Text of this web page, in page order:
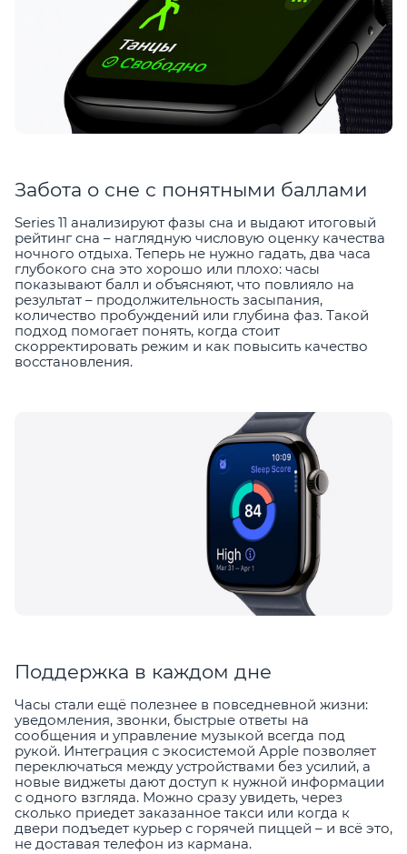
Забота о сне с понятными баллами
Series 11 анализируют фазы сна и выдают итоговый
рейтинг сна – наглядную числовую оценку качества
ночного отдыха. Теперь не нужно гадать, два часа
глубокого сна это хорошо или плохо: часы
показывают балл и объясняют, что повлияло на
результат – продолжительность засыпания,
количество пробуждений или глубина фаз. Такой
подход помогает понять, когда стоит
скорректировать режим и как повысить качество
восстановления.
Поддержка в каждом дне
Часы стали ещё полезнее в повседневной жизни:
уведомления, звонки, быстрые ответы на
сообщения и управление музыкой всегда под
рукой. Интеграция с экосистемой Apple позволяет
переключаться между устройствами без усилий, а
новые виджеты дают доступ к нужной информации
с одного взгляда. Можно сразу увидеть, через
сколько приедет заказанное такси или когда к
двери подъедет курьер с горячей пиццей – и всё это,
не доставая телефон из кармана.